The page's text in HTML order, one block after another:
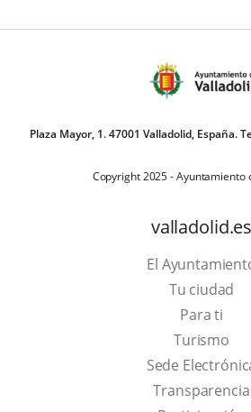
Plaza Mayor, 1. 47001 Valladolid, España.
Copyright 2025 - Ayuntamiento
valladolid.es
El
Tu ciudad
Para ti
TurismoThis
link
will
Sede
Transparencia